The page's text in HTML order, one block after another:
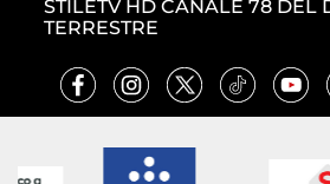
STILETV HD CANALE 78 DEL
TERRESTRE